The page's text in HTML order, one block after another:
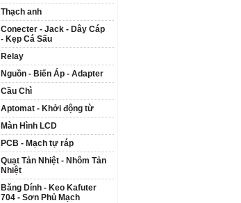
Thạch anh
Conecter - Jack - Dây Cáp
- Kẹp Cá Sấu
Relay
Nguồn - Biến Áp - Adapter
Cầu Chì
Aptomat - Khởi động từ
Màn Hình LCD
PCB - Mạch tự ráp
Quạt Tản Nhiệt - Nhôm Tản
Nhiệt
Băng Dính - Keo Kafuter
704 - Sơn Phủ Mạch